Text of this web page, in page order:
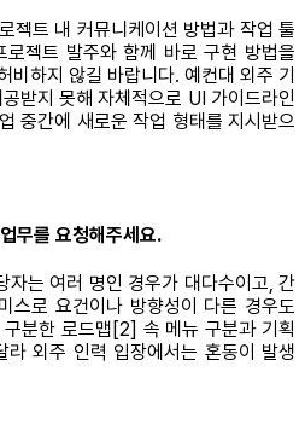
젝트 내 커뮤니케이션 방법과 작업 툴
젝트 발주와 함께 바로 구현 방법을
비하지 않길 바랍니다. 예컨대 외주 기
받지 못해 자체적으로 UI 가이드라인
중간에 새로운 작업 형태를 지시받으
무를 요청해주세요.
자는 여러 명인 경우가 대다수이고, 간
스로 요건이나 방향성이 다른 경우도
분한 로드맵[2] 속 메뉴 구분과 기획
라 외주 인력 입장에서는 혼동이 발생